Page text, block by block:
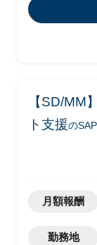
【SD/MM
ト支援の
月額報酬
勤務地